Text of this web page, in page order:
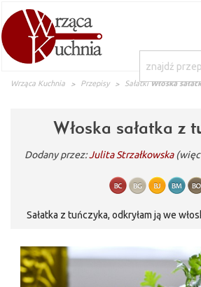
Wrząca Kuchnia Przepisy Sałatki Włoska
Włoska sałatka z
Dodany przez:Julita Strzałkowska
Sałatka z tuńczyka, odkryłam ją we
tuńczyka jest idealnym przykładem na
nie odmawiam :).